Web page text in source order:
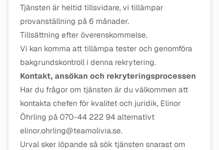
Tjänsten är heltid tillsvidare, vi tillämpar
provanställning på 6 månader.
Tillsättning efter överenskommelse.
Vi kan komma att tillämpa tester och genomföra
bakgrundskontroll i denna rekrytering.
Kontakt, ansökan och rekryteringsprocessen
Har du frågor om tjänsten är du välkommen att
kontakta chefen för kvalitet och juridik, Elinor
Öhrling på 070-44 222 94 alternativt
elinor.ohrling@teamolivia.se.
Urval sker löpande så sök tjänsten snarast om